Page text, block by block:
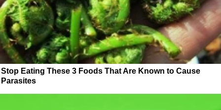
Stop Eating These 3 Foods That Are Known to Cause
Parasites